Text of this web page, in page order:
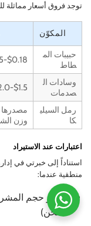
توجد فروق أسعار مماثلة
المكوّن
حبيبات الم
طاط
$0.18-$0.25/kg
وسادات ال
صدمات
$1.5-$2.0/sq.ft
رمل السيلي
كا
وزن
اعتبارات عند الاستيراد
استناداً إلى خبرتي في
منطقية عندما:
الشحن)